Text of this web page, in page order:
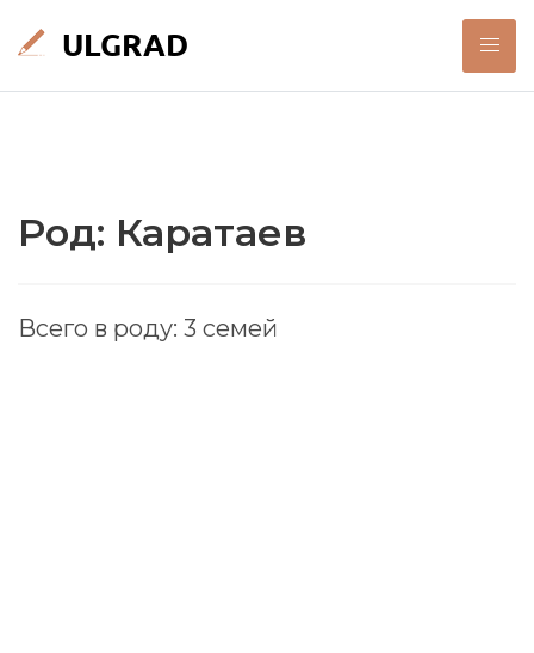
Род: Каратаев
Всего в роду: 3 семей